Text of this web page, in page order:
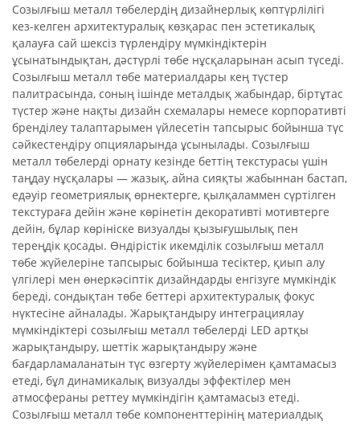
Созылғыш металл төбелердің дизайнерлық көптүрлілігі
кез-келген архитектуралық көзқарас пен эстетикалық
қалауға сай шексіз түрлендіру мүмкіндіктерін
ұсынатындықтан, дәстүрлі төбе нұсқаларынан асып түседі.
Созылғыш металл төбе материалдары кең түстер
палитрасында, соның ішінде металдық жабындар, біртұтас
түстер және нақты дизайн схемалары немесе корпоративті
бренділеу талаптарымен үйлесетін тапсырыс бойынша түс
сәйкестендіру опцияларында ұсынылады. Созылғыш
металл төбелерді орнату кезінде беттің текстурасы үшін
таңдау нұсқалары — жазық, айна сияқты жабыннан бастап,
едәуір геометриялық өрнектерге, қылқаламмен сүртілген
текстураға дейін және көрінетін декоративті мотивтерге
дейін, бұлар көрініске визуалды қызығушылық пен
тереңдік қосады. Өндірістік икемділік созылғыш металл
төбе жүйелеріне тапсырыс бойынша тесіктер, қиып алу
үлгілері мен өнеркәсіптік дизайндарды енгізуге мүмкіндік
береді, сондықтан төбе беттері архитектуралық фокус
нүктесіне айналады. Жарықтандыру интеграциялау
мүмкіндіктері созылғыш металл төбелерді LED артқы
жарықтандыру, шеттік жарықтандыру және
бағдарламаланатын түс өзгерту жүйелерімен қамтамасыз
етеді, бұл динамикалық визуалды эффектілер мен
атмосфераны реттеу мүмкіндігін қамтамасыз етеді.
Созылғыш металл төбе компоненттерінің материалдық